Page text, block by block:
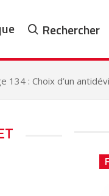
Rechercher
134 : Choix d’un